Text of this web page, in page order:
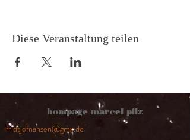
Diese Veranstaltung teilen
hompage marcel pilz
fridtjofnansen@gmx.de